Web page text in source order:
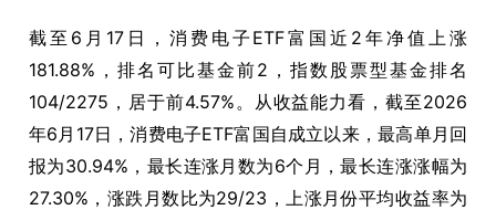
截至6月17日，消费电子ETF富国近2年净值上涨
181.88%，排名可比基金前2，指数股票型基金排名
104/2275，居于前4.57%。从收益能力看，截至2026
年6月17日，消费电子ETF富国自成立以来，最高单月回
报为30.94%，最长连涨月数为6个月，最长连涨涨幅为
27.30%，涨跌月数比为29/23，上涨月份平均收益率为